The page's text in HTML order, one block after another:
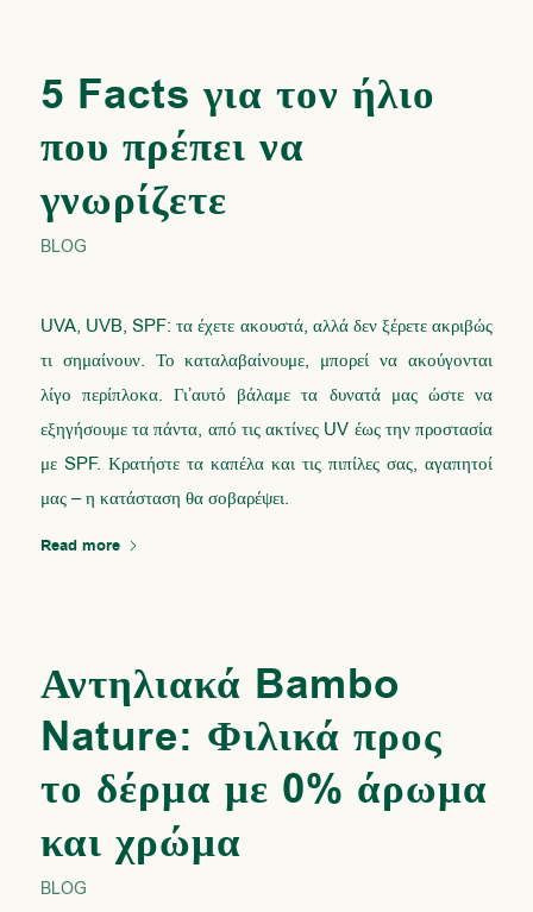
5 Facts για τον ήλιο
που πρέπει να
γνωρίζετε
BLOG
UVA, UVB, SPF: τα έχετε ακουστά, αλλά δεν ξέρετε ακριβώς
τι σημαίνουν. Το καταλαβαίνουμε, μπορεί να ακούγονται
λίγο περίπλοκα. Γι’αυτό βάλαμε τα δυνατά μας ώστε να
εξηγήσουμε τα πάντα, από τις ακτίνες UV έως την προστασία
με SPF. Κρατήστε τα καπέλα και τις πιπίλες σας, αγαπητοί
μας – η κατάσταση θα σοβαρέψει.
Read more
Αντηλιακά Bambo
Nature: Φιλικά προς
το δέρμα με 0% άρωμα
και χρώμα
BLOG